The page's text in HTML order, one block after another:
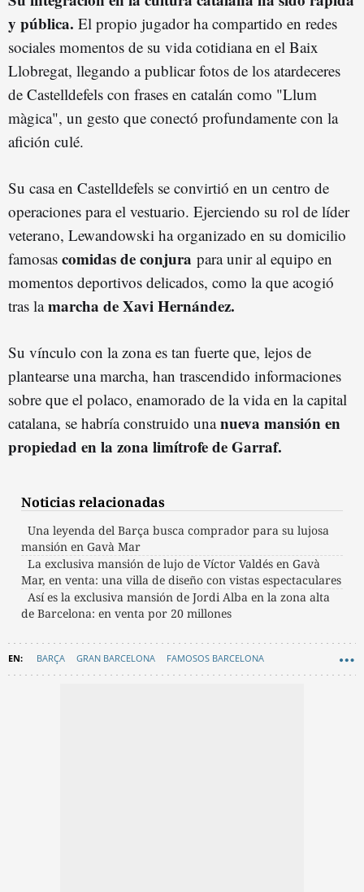
y pública. El propio jugador ha compartido en redes
sociales momentos de su vida cotidiana en el Baix
Llobregat, llegando a publicar fotos de los atardeceres
de Castelldefels con frases en catalán como "Llum
màgica", un gesto que conectó profundamente con la
afición culé.
Su casa en Castelldefels se convirtió en un centro de
operaciones para el vestuario. Ejerciendo su rol de líder
veterano, Lewandowski ha organizado en su domicilio
famosas comidas de conjura para unir al equipo en
momentos deportivos delicados, como la que acogió
tras lamarcha de Xavi Hernández.
Su vínculo con la zona es tan fuerte que, lejos de
plantearse una marcha, han trascendido informaciones
sobre que el polaco, enamorado de la vida en la capital
catalana, se habría construido unanueva mansión en
propiedad en la zona limítrofe de Garraf.
Noticias relacionadas
Una leyenda del Barça busca comprador para su lujosa
mansión en Gavà Mar
La exclusiva mansión de lujo de Víctor Valdés en Gavà
Mar, en venta: una villa de diseño con vistas espectaculares
Así es la exclusiva mansión de Jordi Alba en la zona alta
de Barcelona: en venta por 20 millones
BARÇA GRAN BARCELONA FAMOSOS BARCELONA